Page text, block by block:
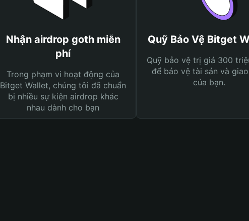
Nhận airdrop goth miễn
phí
Trong phạm vi hoạt động của
Bitget Wallet, chúng tôi đã chuẩn
bị nhiều sự kiện airdrop khác
nhau dành cho bạn
Quỹ Bảo Vệ Bitget
Quỹ bảo vệ trị giá 300
để bảo vệ tài sản và
của bạn.